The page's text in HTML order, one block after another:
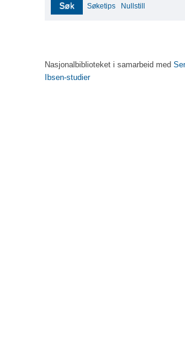
Søk Søketips Nullstill
Nasjonalbiblioteket i samarbeid med
Ibsen-studier